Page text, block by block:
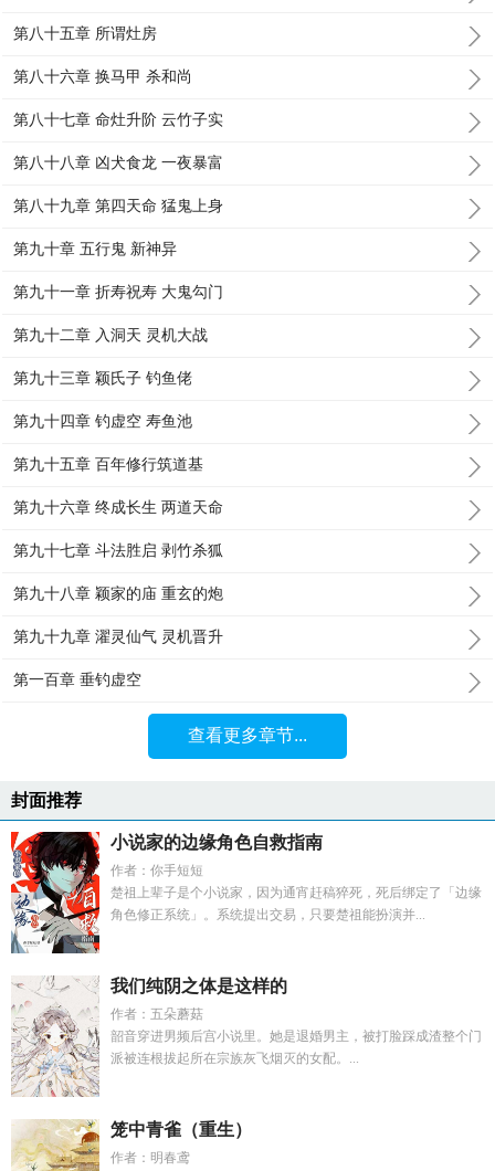
第八十五章 所谓灶房
第八十六章 换马甲 杀和尚
第八十七章 命灶升阶 云竹子实
第八十八章 凶犬食龙 一夜暴富
第八十九章 第四天命 猛鬼上身
第九十章 五行鬼 新神异
第九十一章 折寿祝寿 大鬼勾门
第九十二章 入洞天 灵机大战
第九十三章 颖氏子 钓鱼佬
第九十四章 钓虚空 寿鱼池
第九十五章 百年修行筑道基
第九十六章 终成长生 两道天命
第九十七章 斗法胜启 剥竹杀狐
第九十八章 颖家的庙 重玄的炮
第九十九章 濯灵仙气 灵机晋升
第一百章 垂钓虚空
查看更多章节...
封面推荐
小说家的边缘角色自救指南
作者：你手短短
楚祖上辈子是个小说家，因为通宵赶稿猝死，死后绑定了「边缘
角色修正系统」。系统提出交易，只要楚祖能扮演并...
我们纯阴之体是这样的
作者：五朵蘑菇
韶音穿进男频后宫小说里。她是退婚男主，被打脸踩成渣整个门
派被连根拔起所在宗族灰飞烟灭的女配。...
笼中青雀（重生）
作者：明春鸢